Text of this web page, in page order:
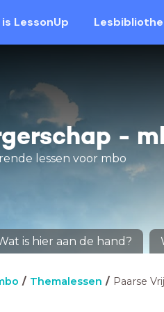
LessonUp
-
lessen voor mbo
is hier aan de hand?
Themalessen Paarse